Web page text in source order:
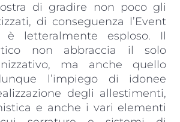
di gradire non poco gli
di conseguenza l’Event
è letteralmente esploso. Il
non abbraccia il solo
ma anche quello
l’impiego di idonee
degli allestimenti,
e anche i vari elementi